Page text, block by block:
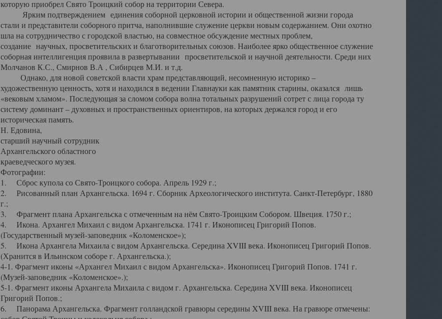
которую приобрел Свято Троицкий собор на территории Севера.
Ярким подтверждением единения соборной церковной истории и общественной жизни города
стали и представители соборного притча, наполнившие служение церкви новым содержанием. Они охотно
шла на сотрудничество с городской властью, на совместное обсуждение местных проблем,
создание научных, просветительских и благотворительных союзов. Наиболее ярко общественное служение
соборная интеллигенция проявила в развертывании просветительской и научной деятельности. Среди них
Молчанов К.С., Смирнов В.А , Сибирцев М.И. и т.д.
Однако, для новой советской власти храм представляющий, несомненную историко –
художественную ценность, хотя и находился в ведении Главнауки как памятник старины, оказался лишь
«вековым хламом». Последующая за сломом собора волна тотальных разрушений сотрет с лица города ту
систему доминант – духовных и пространственных ориентиров, на которых держался город и его
историческая память.
Н. Едовина,
старший научный сотрудник
Архангельского областного
краеведческого музея.
Фотографии:
1. Сброс купола со Свято-Троицкого собора. Апрель 1929 г.;
2. Рисованный план Архангельска. 1694 г. Сборник Археологического института. Санкт-Петербург, 1880
г.;
3. Фрагмент плана Архангельска с отмеченным на нём Свято-Троицким Собором. Швеция. 1750 г.;
4. Икона. Архангел Михаил с видом Архангельска. 1741 г. Иконописец Григорий Попов.
(Государственный музей-заповедник «Коломенское»);
5. Икона Архангела Михаила с видом Архангельска. Середина XVIII века. Иконописец Григорий Попов.
(Хранится в Ильинском соборе г. Архангельска.);
4-1. Фрагмент иконы «Архангел Михаил с видом Архангельска». Иконописец Григорий Попов. 1741 г.
(Музей-заповедник «Коломенское».);
5-1. Фрагмент иконы Архангела Михаила с видом г. Архангельска. Середина XVIII века. Иконописец
Григорий Попов.;
6. Панорама Архангельска. Фрагмент голландской гравюры середины XVIII века. На гравюре отмечены: